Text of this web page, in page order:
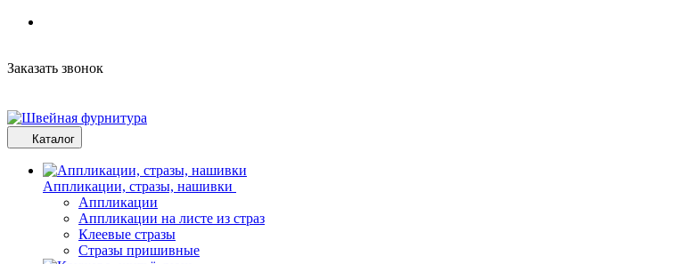
Заказать звонок
Каталог
Аппликации, стразы, нашивки
Аппликации
Аппликации на листе из страз
Клеевые стразы
Стразы пришивные